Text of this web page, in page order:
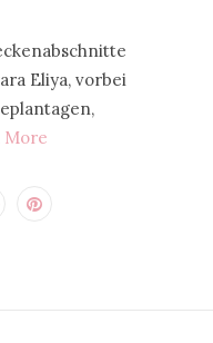
Eliya, vorbei
More